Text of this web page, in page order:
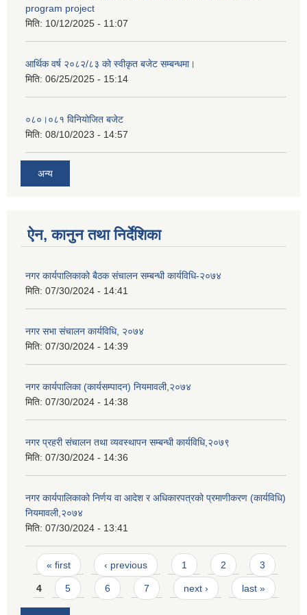
program project
मिति: 10/12/2025 - 11:07
आर्थिक वर्ष २०८२/८३ को स्वीकृत बजेट सम्बन्धमा।
मिति: 06/25/2025 - 15:14
०८०।०८१ विनियोजित बजेट
मिति: 08/10/2023 - 14:57
अन्य
ऐन, कानुन तथा निर्देशिका
नगर कार्यपालिकाको बैठक संचालन सम्बन्धी कार्यविधि-२०७४
मिति: 07/30/2024 - 14:41
नगर सभा संचालन कार्यविधि, २०७४
मिति: 07/30/2024 - 14:39
नगर कार्यपालिका (कार्यसम्पादन) नियमावली,२०७४
मिति: 07/30/2024 - 14:38
नगर प्रहरी संचालन तथा व्यवस्थापन सम्बन्धी कार्यविधि,२०७९
मिति: 07/30/2024 - 14:36
नगर कार्यपालिकाको निर्णय वा आदेश र अधिकारपत्रको प्रमाणीकरण (कार्यविधि)
नियमावली,२०७४
मिति: 07/30/2024 - 13:41
Pages
« first ‹ previous 1 2 3
4 5 6 7 next › last »